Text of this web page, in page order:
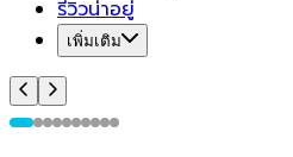
รีวิวน่าอยู่
เพิ่มเติม